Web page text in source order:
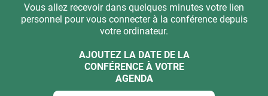
Vous allez recevoir dans quelques minutes votre lien
personnel pour vous connecter à la conférence depuis
votre ordinateur.
AJOUTEZ LA DATE DE LA
CONFÉRENCE À VOTRE
AGENDA